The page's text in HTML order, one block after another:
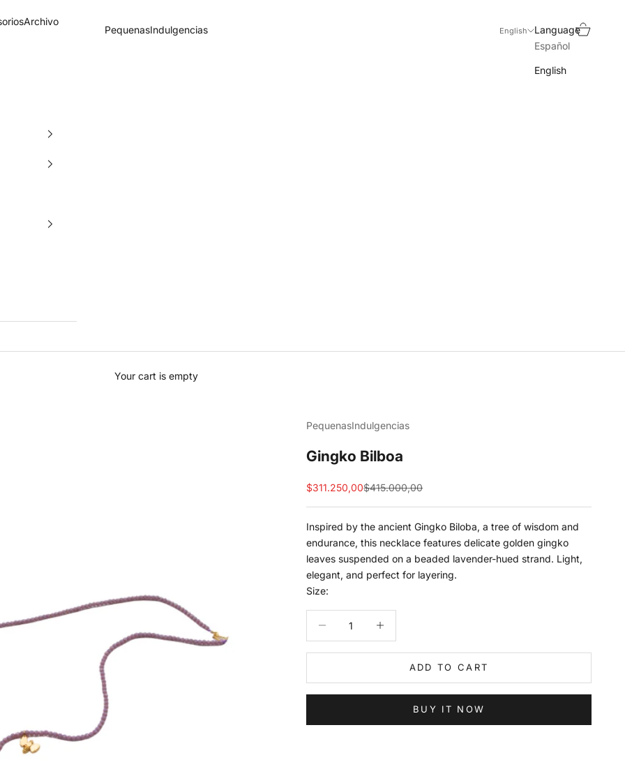
PequenasIndulgencias
Archivo
English
Language
Español
English
Search
Cart
Your cart is empty
PequenasIndulgencias
Gingko Bilboa
Sale price
$311.250,00Regular price
$415.000,00
Inspired by the ancient Gingko Biloba, a tree of wisdom and
endurance, this necklace features delicate golden gingko
leaves suspended on a beaded lavender-hued strand. Light,
elegant, and perfect for layering.
Size:
ADD TO CART
BUY IT NOW